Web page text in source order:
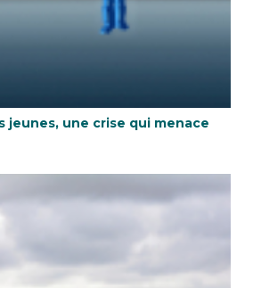
jeunes, une crise qui menace